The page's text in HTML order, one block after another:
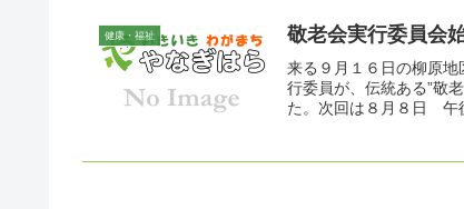
健康・福祉 敬老会実行委員会
来る９月１６日の柳原
行委員が、伝統ある”敬
た。次回は８月８日 午